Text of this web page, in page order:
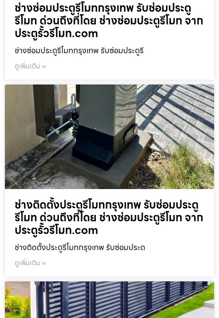
ช่างซ่อมประตูรีโมทกรุงเทพ รับซ่อมประตู
รีโมท ด่วนถึงที่โดย ช่างซ่อมประตูรีโมท จาก
ประตูรั้วรีโมท.com
ช่างซ่อมประตูรีโมทกรุงเทพ รับซ่อมประตูรี
ดูเพิ่มเติม »
ช่างติดตั้งประตูรีโมทกรุงเทพ รับซ่อมประตู
รีโมท ด่วนถึงที่โดย ช่างซ่อมประตูรีโมท จาก
ประตูรั้วรีโมท.com
ช่างติดตั้งประตูรีโมทกรุงเทพ รับซ่อมประต
ดูเพิ่มเติม »